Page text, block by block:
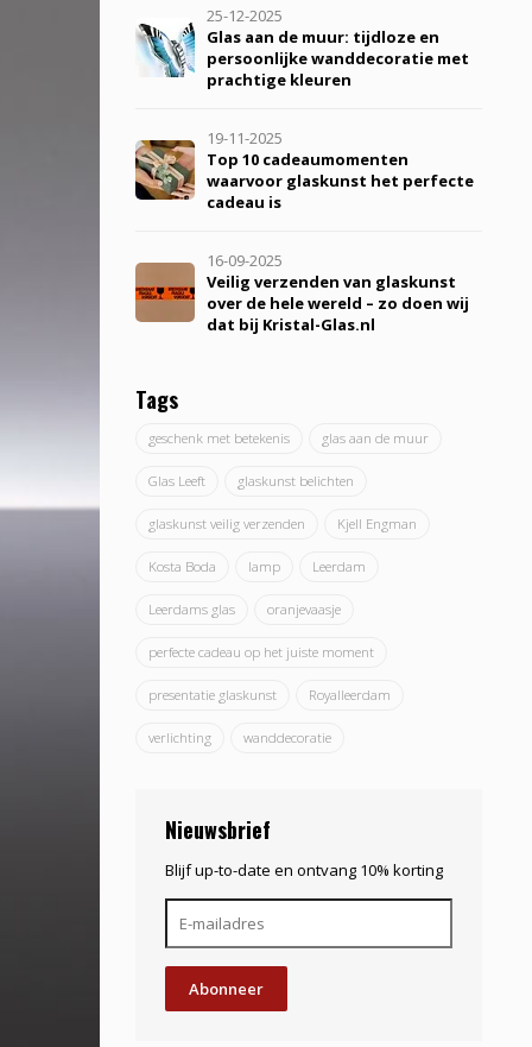
25-12-2025
Glas aan de muur: tijdloze en
persoonlijke wanddecoratie met
prachtige kleuren
19-11-2025
Top 10 cadeaumomenten
waarvoor glaskunst het perfecte
cadeau is
16-09-2025
Veilig verzenden van glaskunst
over de hele wereld – zo doen wij
dat bij Kristal-Glas.nl
Tags
geschenk met betekenis glas aan de muur
Glas Leeft glaskunst belichten
glaskunst veilig verzenden Kjell Engman
Kosta Boda lamp Leerdam
Leerdams glas oranjevaasje
perfecte cadeau op het juiste moment
presentatie glaskunst Royalleerdam
verlichting wanddecoratie
Nieuwsbrief
Blijf up-to-date en ontvang 10% korting
Abonneer